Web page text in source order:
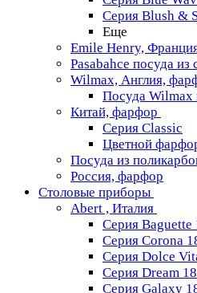
Серия Blush &
Еще
Emile Henry,
Pasabahce посуда из
Wilmax, Англия,
Посуда Wilmax
Китай, фарфор
Серия Classiс
Цветной
Посуда из
Россия, фарфор
Столовые приборы
Abert , Италия
Серия
Серия Corona
Серия Dolce
Серия Dream
Серия Galaxy